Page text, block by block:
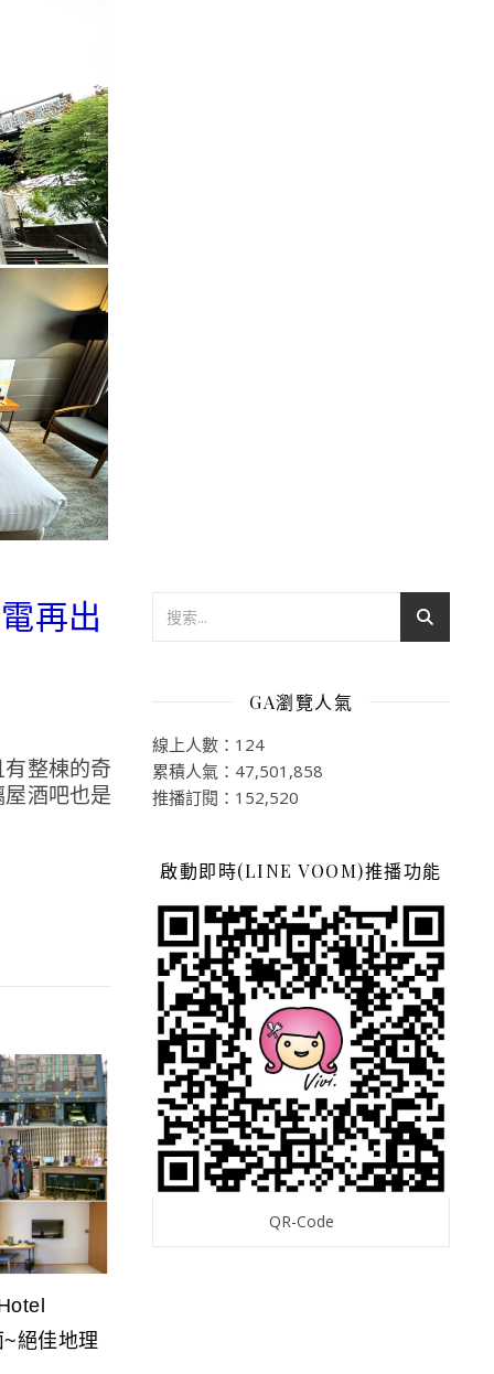
再出
整棟的奇
酒吧也是
絕佳地理
GA瀏覽人氣
線上人數：124
累積人氣：47,501,858
推播訂閱：152,520
啟動即時(LINE VOOM)推播功能
QR-Code